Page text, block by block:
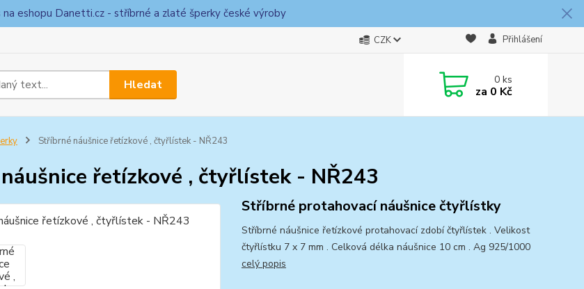
na eshopu Danetti.cz - stříbrné a zlaté šperky české výroby
CZK Přihlášení
Hledat 0ks
za 0 Kč
Stříbrné náušnice řetízkové , čtyřlístek - NŘ243
řetízkové , čtyřlístek - NŘ243
Stříbrné protahovací náušnice čtyřlístky
Stříbrné náušnice řetízkové protahovací zdobí čtyřlístek . Velikost
čtyřlístku 7 x 7 mm . Celková délka náušnice 10 cm . Ag 925/1000
celý popis